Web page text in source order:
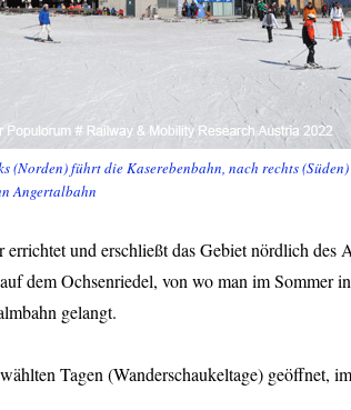
(Norden) führt die Kaserebenbahn, nach rechts
Angertalbahn
und erschließt das Gebiet nördlich des
dem Ochsenriedel, von wo man im Sommer
gelangt.
Tagen (Wanderschaukeltage) geöffnet,